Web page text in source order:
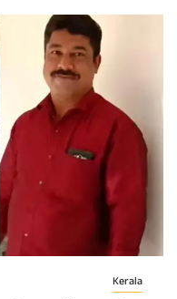
Kerala